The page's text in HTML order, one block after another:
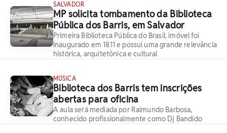
SALVADOR
MP solicita tombamento da Biblioteca
Pública dos Barris, em Salvador
Primeira Biblioteca Pública do Brasil, imóvel foi
inaugurado em 1811 e possui uma grande relevância
histórica, arquitetônica e cultural
MÚSICA
Biblioteca dos Barris tem inscrições
abertas para oficina
A aula será mediada por Raimundo Barbosa,
conhecido profissionalmente como Dj Bandido